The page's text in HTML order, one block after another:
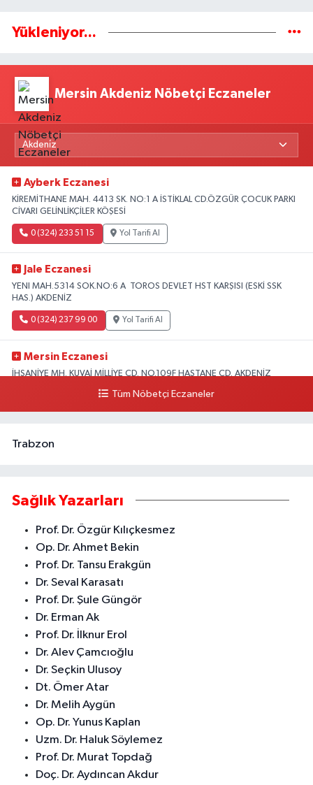
Yükleniyor...
Mersin Akdeniz Nöbetçi Eczaneler
Ayberk Eczanesi
KİREMİTHANE MAH. 4413 SK. NO:1 A İSTİKLAL CD.ÖZGÜR ÇOCUK PARKI
CİVARI GELİNLİKÇİLER KÖŞESİ
0 (324) 233 51 15 Yol Tarifi Al
Jale Eczanesi
YENI MAH.5314 SOK.NO:6 A TOROS DEVLET HST KARŞISI (ESKİ SSK
HAS.) AKDENİZ
0 (324) 237 99 00 Yol Tarifi Al
Mersin Eczanesi
İHSANİYE MH. KUVAİ MİLLİYE CD. NO.109F HASTANE CD. AKDENİZ
Tüm Nöbetçi Eczaneler
Trabzon
Sağlık Yazarları
Prof. Dr. Özgür Kılıçkesmez
Op. Dr. Ahmet Bekin
Prof. Dr. Tansu Erakgün
Dr. Seval Karasatı
Prof. Dr. Şule Güngör
Dr. Erman Ak
Prof. Dr. İlknur Erol
Dr. Alev Çamcıoğlu
Dr. Seçkin Ulusoy
Dt. Ömer Atar
Dr. Melih Aygün
Op. Dr. Yunus Kaplan
Uzm. Dr. Haluk Söylemez
Prof. Dr. Murat Topdağ
Doç. Dr. Aydıncan Akdur